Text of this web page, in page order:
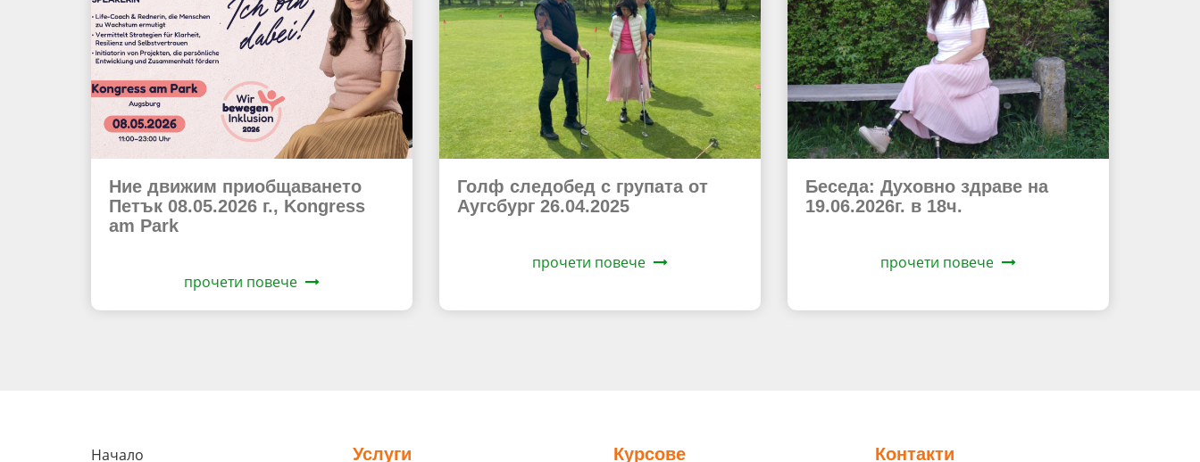
Ние движим приобщаването
Петък 08.05.2026 г., Kongress
am Park
прочети повече
Голф следобед с групата от
Аугсбург 26.04.2025
прочети повече
Беседа: Духовно здраве на
19.06.2026г. в 18ч.
прочети повече
Начало Услуги Курсове Контакти